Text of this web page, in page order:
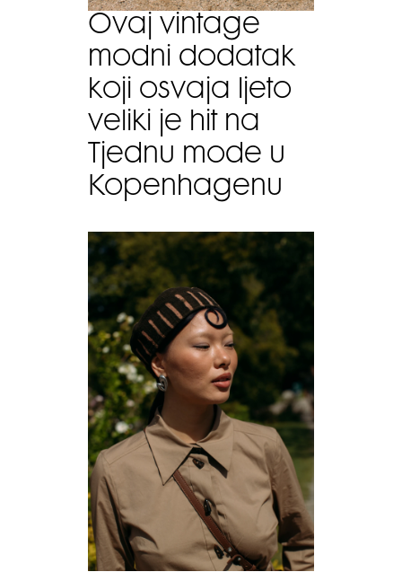
Ovaj vintage
modni dodatak
koji osvaja ljeto
veliki je hit na
Tjednu mode u
Kopenhagenu